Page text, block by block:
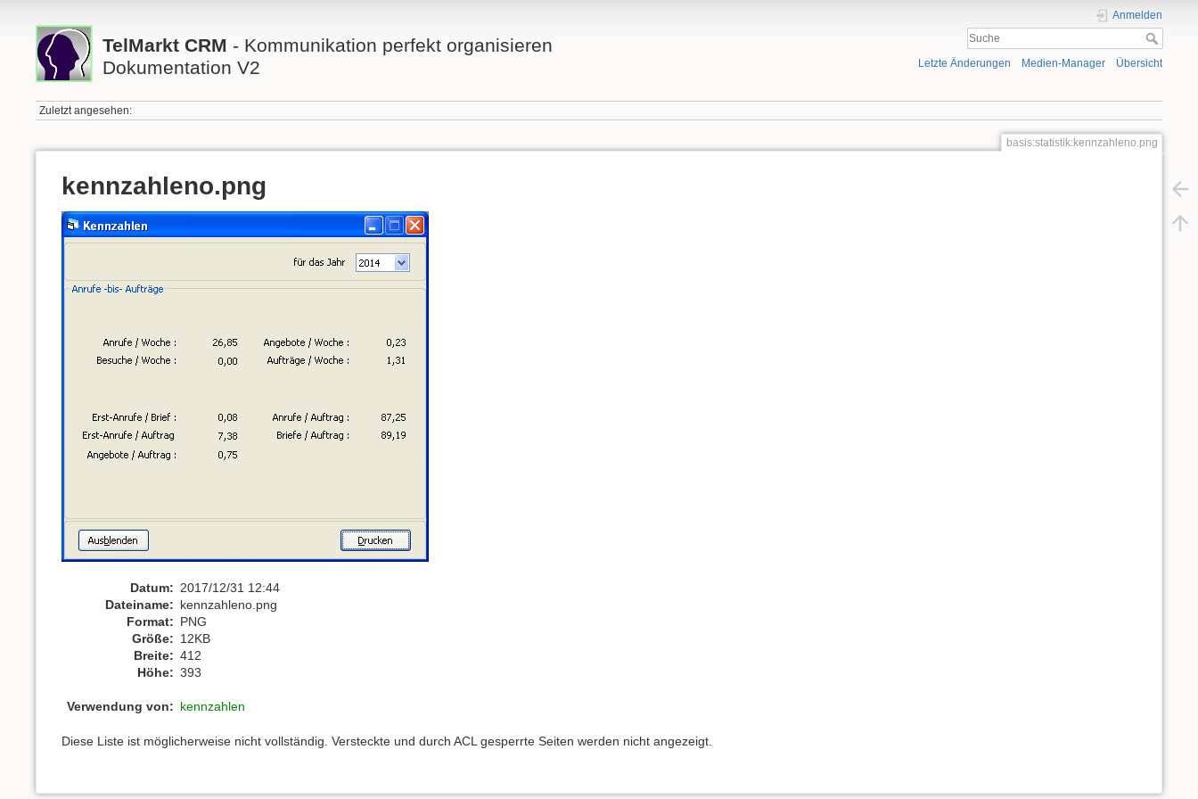
TelMarkt CRM - Kommunikation perfekt organisieren
Dokumentation V2
Anmelden
Letzte Änderungen Medien-Manager Übersicht
Zuletzt angesehen:
basis:statistik:kennzahleno.png
kennzahleno.png
Datum: 2017/12/31 12:44
Dateiname: kennzahleno.png
Format: PNG
Größe: 12KB
Breite: 412
Höhe: 393
Verwendung von: kennzahlen
Diese Liste ist möglicherweise nicht vollständig. Versteckte und durch ACL gesperrte Seiten werden nicht angezeigt.